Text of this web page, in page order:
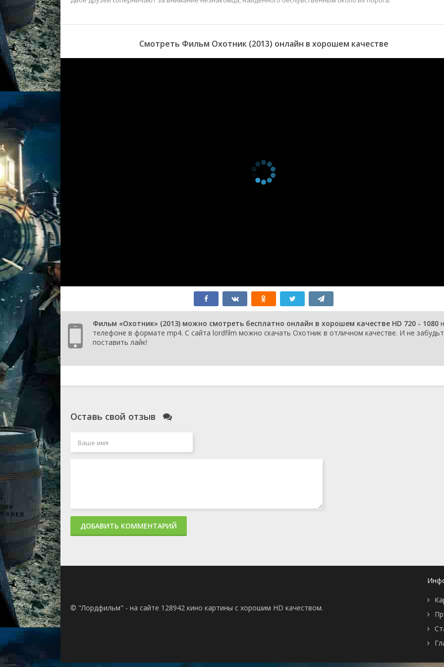
Смотреть Фильм Охотник (2013) онлайн в хорошем качестве
Фильм «Охотник» (2013) можно смотреть бесплатно онлайн в хорошем качестве HD 720 - 1080
телефоне в формате mp4. С сайта lordfilm можно скачать Охотник в отличном качестве. И не
поставить лайк!
Оставь свой отзыв
ДОБАВИТЬ КОММЕНТАРИЙ
© "Лордфильм" - на сайте 128942 кино картины с хорошим HD качеством.